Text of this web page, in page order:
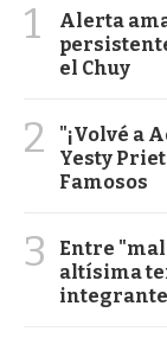
1
Alerta
el Chuy
2
"¡Volvé a
Yesty
Famosos
3
Entre
altísima